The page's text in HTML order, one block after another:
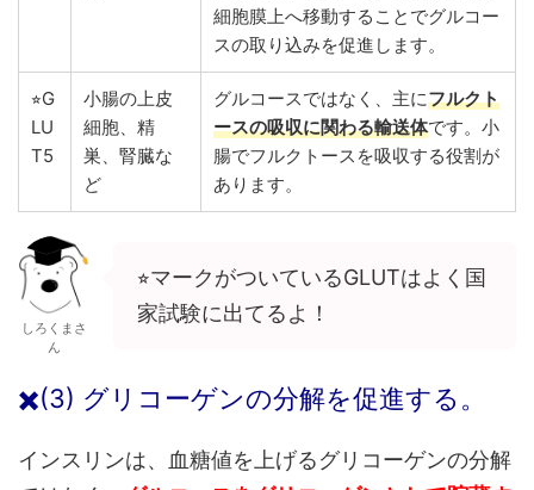
細胞膜上へ移動することでグルコー
スの取り込みを促進します。
⭐︎G
LU
T5
小腸の上皮
細胞、精
巣、腎臓な
ど
グルコースではなく、主にフルクト
ースの吸収に関わる輸送体です。小
腸でフルクトースを吸収する役割が
あります。
しろくまさ
ん
⭐︎マークがついているGLUTはよく国
家試験に出てるよ！
✖️(3) グリコーゲンの分解を促進する。
インスリンは、血糖値を上げるグリコーゲンの分解